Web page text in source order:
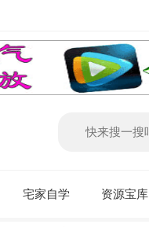
宅家自学 资源宝库